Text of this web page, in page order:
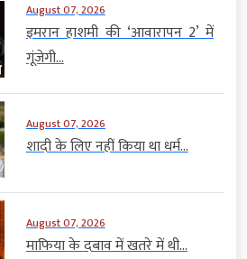
August 07, 2026
इमरान हाशमी की ‘आवारापन 2’ में
गूंजेगी...
August 07, 2026
शादी के लिए नहीं किया था धर्म...
August 07, 2026
माफिया के दबाव में खतरे में थी...